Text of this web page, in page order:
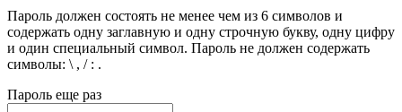
Пароль должен состоять не менее чем из 6 символов и
содержать одну заглавную и одну строчную букву, одну цифру
и один специальный символ. Пароль не должен содержать
символы: \ , / : .
Пароль еще раз